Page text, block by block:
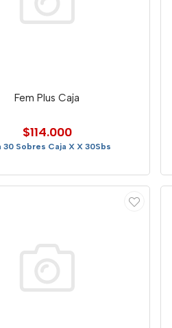
Fem Plus Caja
$114.000
30 Sobres Caja X X 30Sbs